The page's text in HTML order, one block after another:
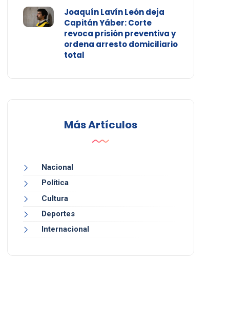
Joaquín Lavín León deja
Capitán Yáber: Corte
revoca prisión preventiva y
ordena arresto domiciliario
total
Más Artículos
Nacional
Política
Cultura
Deportes
Internacional